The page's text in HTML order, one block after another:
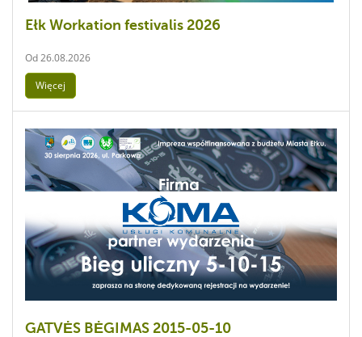
Ełk Workation festivalis 2026
Od26.08.2026
Więcej
GATVĖS BĖGIMAS 2015-05-10